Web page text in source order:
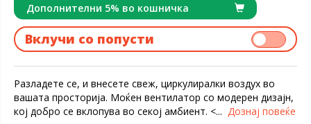
Дополнителни 5% во кошничка
Вклучи со попусти
Разладете се, и внесете свеж, циркулиралки воздух во
вашата просторија. Моќен вентилатор со модерен дизајн,
кој добро се вклопува во секој амбиент. <... Дознај повеќе